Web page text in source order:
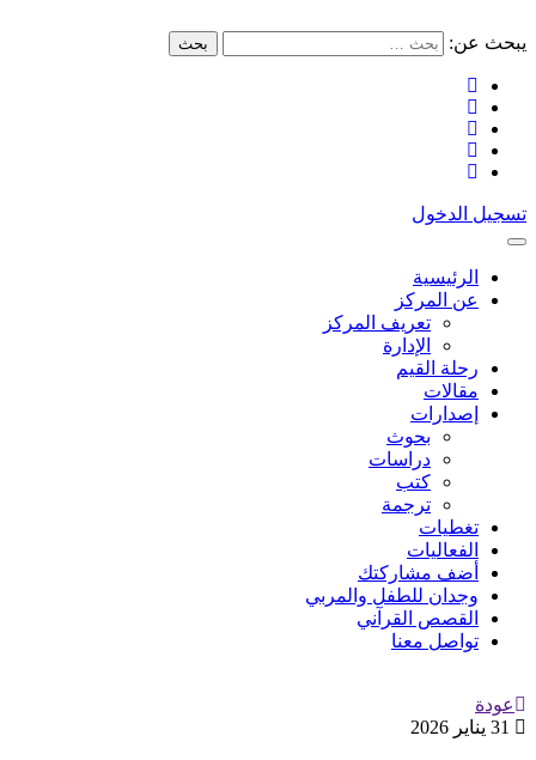
يبحث عن: بحث
تسجيل الدخول
الرئيسية
عن المركز
تعريف المركز
الإدارة
رحلة القيم
مقالات
إصدارات
بحوث
دراسات
كتب
ترجمة
تغطيات
الفعاليات
أضف مشاركتك
وجدان للطفل والمربي
القصص القرآني
تواصل معنا
عودة